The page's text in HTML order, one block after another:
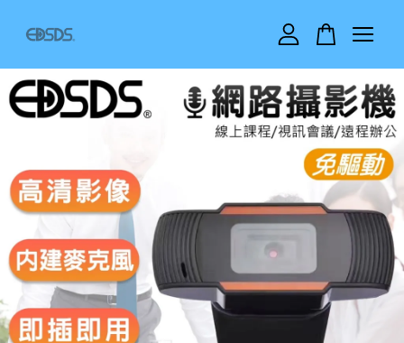
您的購物車目前還是空的。